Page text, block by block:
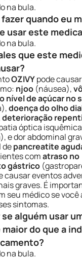
na bula.
quando eu
usar este
na bula.
que este
OZIVYpode causar
njoo (náusea),
nível de açúcar no
doença do olho
deterioração
óptica
e dor abdominal
depancreatite
comatraso no
gástrico
causar eventos
graves. É
seu médico se
sintomas.
alguém usar
do que a
na bula.